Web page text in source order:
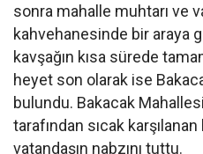
sonra mahalle muhtarı ve
kahvehanesinde bir araya
kavşağın kısa sürede
heyet son olarak ise
bulundu. Bakacak
tarafından sıcak
vatandaşın nabzını tuttu.